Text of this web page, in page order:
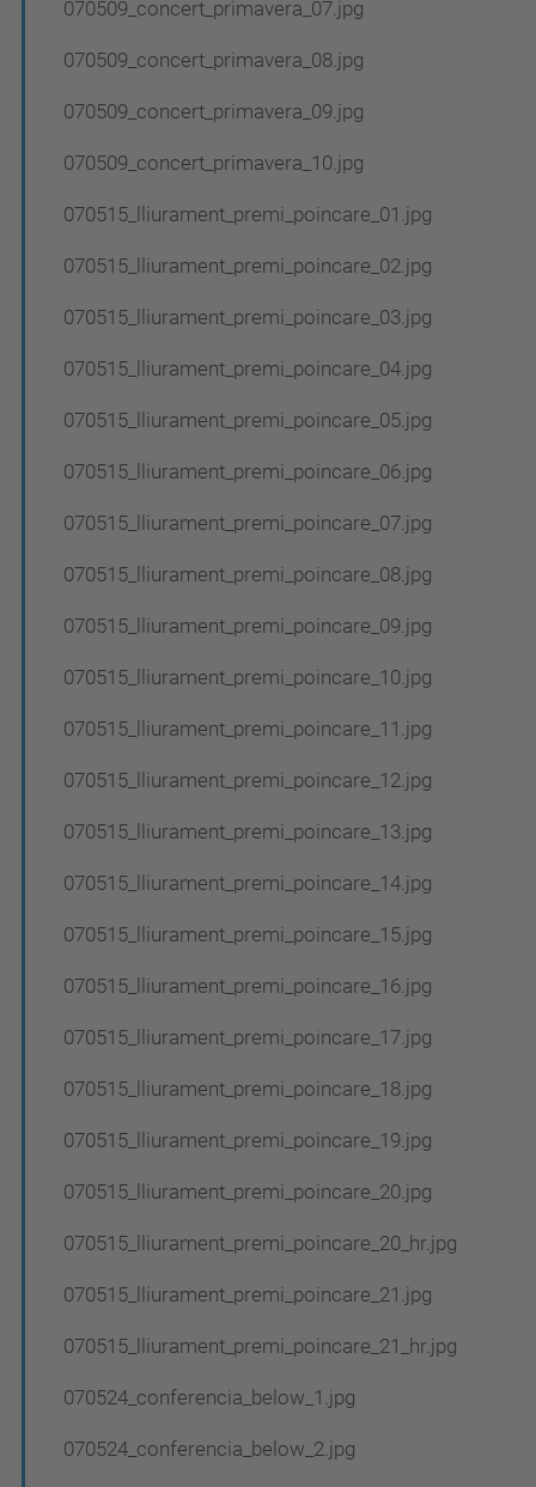
070509_concert_primavera_07.jpg
070509_concert_primavera_08.jpg
070509_concert_primavera_09.jpg
070509_concert_primavera_10.jpg
070515_lliurament_premi_poincare_01.jpg
070515_lliurament_premi_poincare_02.jpg
070515_lliurament_premi_poincare_03.jpg
070515_lliurament_premi_poincare_04.jpg
070515_lliurament_premi_poincare_05.jpg
070515_lliurament_premi_poincare_06.jpg
070515_lliurament_premi_poincare_07.jpg
070515_lliurament_premi_poincare_08.jpg
070515_lliurament_premi_poincare_09.jpg
070515_lliurament_premi_poincare_10.jpg
070515_lliurament_premi_poincare_11.jpg
070515_lliurament_premi_poincare_12.jpg
070515_lliurament_premi_poincare_13.jpg
070515_lliurament_premi_poincare_14.jpg
070515_lliurament_premi_poincare_15.jpg
070515_lliurament_premi_poincare_16.jpg
070515_lliurament_premi_poincare_17.jpg
070515_lliurament_premi_poincare_18.jpg
070515_lliurament_premi_poincare_19.jpg
070515_lliurament_premi_poincare_20.jpg
070515_lliurament_premi_poincare_20_hr.jpg
070515_lliurament_premi_poincare_21.jpg
070515_lliurament_premi_poincare_21_hr.jpg
070524_conferencia_below_1.jpg
070524_conferencia_below_2.jpg